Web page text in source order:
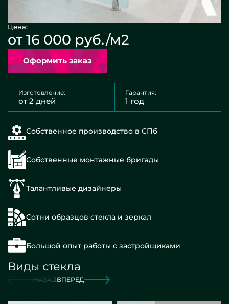
Цена:
от 16 000 руб./м2
Оформить заказ
Изготовление:
от 2 дней
Гарантия:
1 год
Собственное производство в СПб
Собственные монтажные бригады
Талантливые дизайнеры
Сотни образцов стекла и зеркал
Большой опыт работы с застройщиками
Виды стекла
НАЗАДВПЕРЕД